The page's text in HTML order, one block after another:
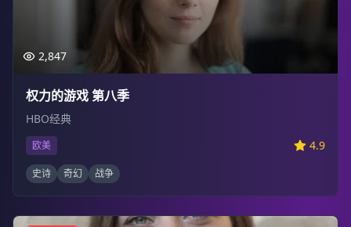
2,847
权力的游戏 第八季
HBO经典
欧美 4.9
史诗 奇幻 战争